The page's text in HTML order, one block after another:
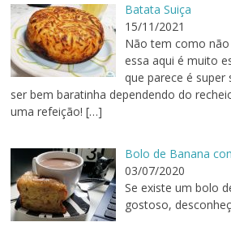
Batata Suiça
15/11/2021
Não tem como
essa aqui é muito
que parece é super
ser bem baratinha dependendo do
uma refeição! […]
Bolo de Banana
03/07/2020
Se existe um bolo
gostoso,